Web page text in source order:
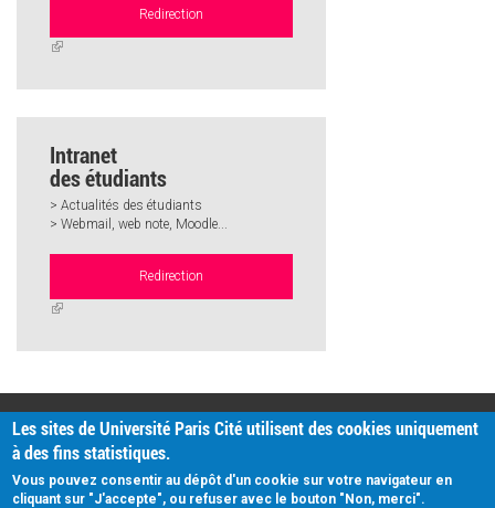
Redirection
(link
Intranet
des étudiants
> Actualités des étudiants
> Webmail, web note, Moodle...
Redirection
(link
PRATIQUE
Plan d'accès
Intranet
Mentions légales
Données personnelles
Les sites de Université Paris Cité utilisent des cookies uniquement
à des fins statistiques.
Vous pouvez consentir au dépôt d'un cookie sur votre navigateur en
cliquant sur "J'accepte", ou refuser avec le bouton "Non, merci".